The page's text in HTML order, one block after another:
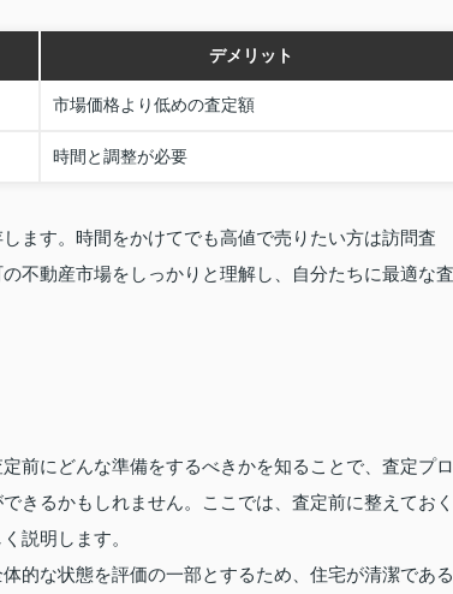
デメリット
市場価格より低めの査定額
時間と調整が必要
ます。時間をかけてでも高値で売りたい方は訪問査
不動産市場をしっかりと理解し、自分たちに最適な査
前にどんな準備をするべきかを知ることで、査定プロ
きるかもしれません。ここでは、査定前に整えておく
説明します。
的な状態を評価の一部とするため、住宅が清潔である